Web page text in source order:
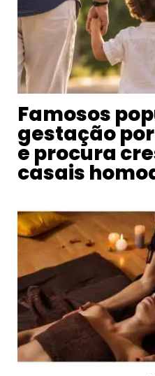
Famosos
gestação
e procura
casais